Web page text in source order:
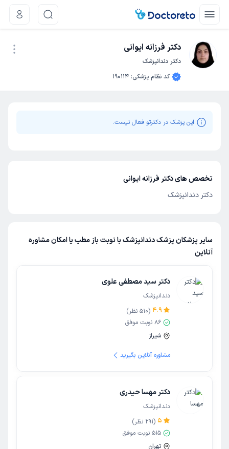
دکتر فرزانه ایوانی
دکتر دندانپزشک
کد نظام پزشکی:
190114
این پزشک در دکترتو فعال نیست.
تخصص های دکتر فرزانه ایوانی
دکتر دندانپزشک
سایر پزشکان پزشک دندانپزشک با نوبت باز مطب یا امکان مشاوره
آنلاین
دکتر سید مصطفی علوی
دندانپزشک
4.9
(
510 نظر)
86 نوبت موفق
شیراز
مشاوره آنلاین بگیرید
دکتر مهسا حیدری
دندانپزشک
5
(
291 نظر)
515 نوبت موفق
تهران